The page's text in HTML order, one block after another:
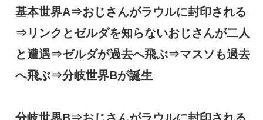
基本世界A⇒おじさんがラウルに封印される
⇒リンクとゼルダを知らないおじさんが二人
と遭遇⇒ゼルダが過去へ飛ぶ⇒マスソも過去
へ飛ぶ⇒分岐世界Bが誕生